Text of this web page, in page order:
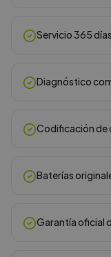
Servicio 365
Diagnóstico
Codificación de
Baterías
Garantía oficial